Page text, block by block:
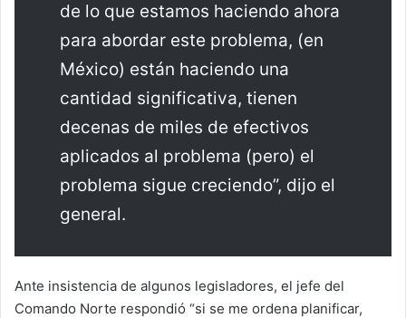
de lo que estamos haciendo ahora
para abordar este problema, (en
México) están haciendo una
cantidad significativa, tienen
decenas de miles de efectivos
aplicados al problema (pero) el
problema sigue creciendo”, dijo el
general.
Ante insistencia de algunos legisladores, el jefe del
Comando Norte respondió “si se me ordena planificar,